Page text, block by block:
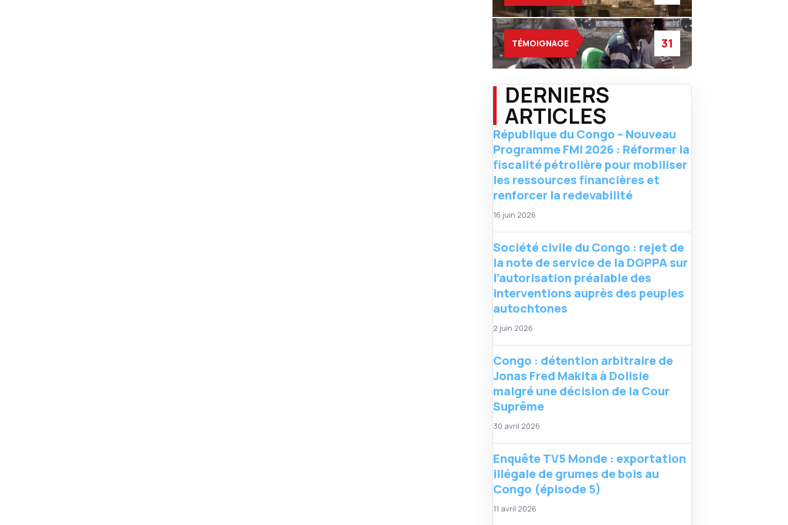
TÉMOIGNAGE 31
DERNIERS
ARTICLES
République du Congo – Nouveau
Programme FMI 2026 : Réformer la
fiscalité pétrolière pour mobiliser
les ressources financières et
renforcer la redevabilité
16 juin 2026
Société civile du Congo : rejet de
la note de service de la DGPPA sur
l’autorisation préalable des
interventions auprès des peuples
autochtones
2 juin 2026
Congo : détention arbitraire de
Jonas Fred Makita à Dolisie
malgré une décision de la Cour
Suprême
30 avril 2026
Enquête TV5 Monde : exportation
illégale de grumes de bois au
Congo (épisode 5)
11 avril 2026